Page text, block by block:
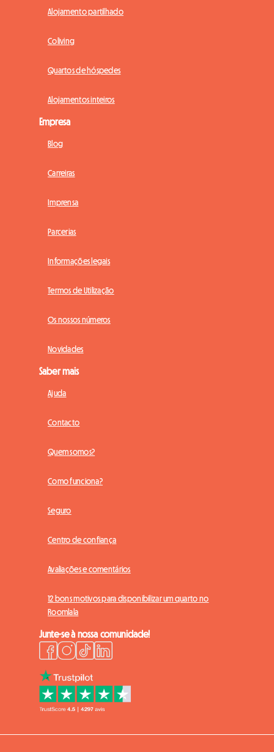
Alojamento partilhado
Coliving
Quartos de hóspedes
Alojamentos inteiros
Empresa
Blog
Carreiras
Imprensa
Parcerias
Informações legais
Termos de Utilização
Os nossos números
Novidades
Saber mais
Ajuda
Contacto
Quem somos?
Como funciona?
Seguro
Centro de confiança
Avaliações e comentários
12 bons motivos para disponibilizar um quarto no
Roomlala
Junte-se à nossa comunidade!